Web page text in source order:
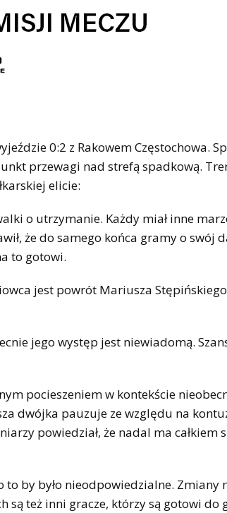
0:2 z Rakowem Częstochowa.
przewagi nad strefą spadkową.
elicie:
o utrzymanie. Każdy miał inne
że do samego końca gramy o swój
to gotowi.
jest powrót Mariusza
jego występ jest niewiadomą.
pocieszeniem w kontekście
dwójka pauzuje ze względu na
powiedział, że nadal ma
by było nieodpowiedzialne. Zmiany
są też inni gracze, którzy są gotowi